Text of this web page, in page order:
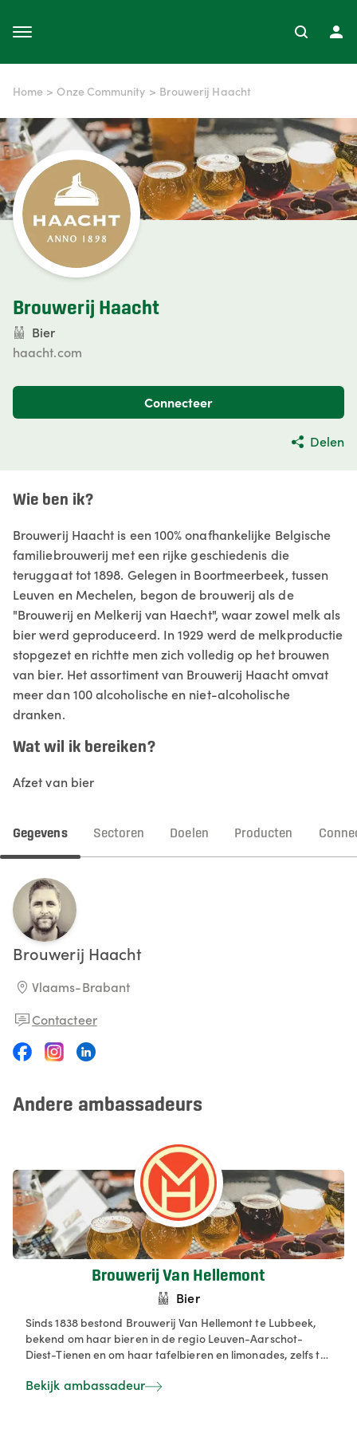
Home > Onze Community > Brouwerij Haacht
Brouwerij Haacht
Bier
haacht.com
Connecteer
Delen
Wie ben ik?
Brouwerij Haacht is een 100% onafhankelijke Belgische
familiebrouwerij met een rijke geschiedenis die
teruggaat tot 1898. Gelegen in Boortmeerbeek, tussen
Leuven en Mechelen, begon de brouwerij als de
"Brouwerij en Melkerij van Haecht", waar zowel melk als
bier werd geproduceerd. In 1929 werd de melkproductie
stopgezet en richtte men zich volledig op het brouwen
van bier. ​ Het assortiment van Brouwerij Haacht omvat
meer dan 100 alcoholische en niet-alcoholische
dranken.
Wat wil ik bereiken?
Afzet van bier
Gegevens Sectoren Doelen Producten
Brouwerij Haacht
Vlaams-Brabant
Contacteer
Andere ambassadeurs
Brouwerij Van Hellemont
Bier
Sinds 1838 bestond Brouwerij Van Hellemont te Lubbeek,
bekend om haar bieren in de regio Leuven-Aarschot-
Diest-Tienen en om haar tafelbieren en limonades, zelfs tot
onze grootvader-brouwer, waarna in 1966 de brouwerij
Bekijk ambassadeur